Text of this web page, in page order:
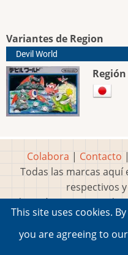
Variantes de Region
Devil World
Región
Colabora | Contacto |
Todas las marcas aquí
respectivos
Idea, página,
2001-2026
This site uses cookies.
you are agreeing to